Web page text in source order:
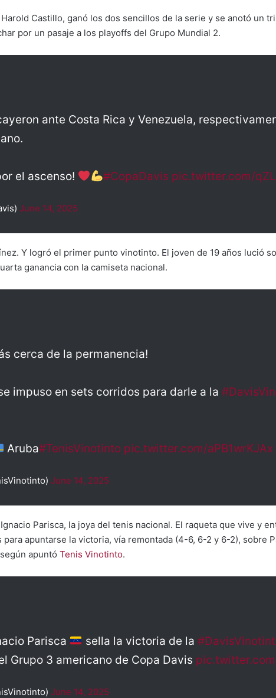
Castillo, ganó los dos sencillos de la serie y se anotó un
por un pasaje a los playoffs del Grupo Mundial 2.
ante Costa Rica y Venezuela,
el ascenso! #CopaDavis pic.twitter.com/
June 14, 2025
Y logró el primer punto vinotinto. El joven de 19 años lució
ganancia con la camiseta nacional.
cerca de la permanencia!
impuso en sets corridos para darle a la
Aruba#TenisVinotinto pic.twitter.com/aPB1wrKJAx
June 14, 2025
Parisca, la joya del tenis nacional. El raqueta que vive y
apuntarse la victoria, vía remontada (4-6, 6-2 y 6-2), sobre
apuntó Tenis Vinotinto.
Parisca sella la victoria de la
Grupo 3 americano de Copa Davis
June 14, 2025